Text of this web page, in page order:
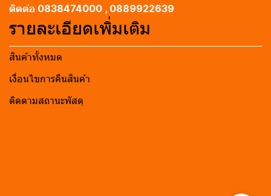
ติดต่อ 0838474000 , 0889922639
รายละเอียดเพิ่มเติม
สินค้าทั้งหมด
เงื่อนไขการคืนสินค้า
ติดตามสถานะพัสดุ